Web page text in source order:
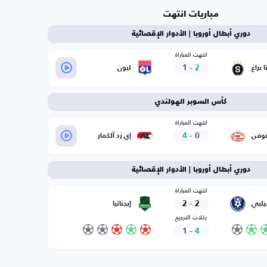
مباريات انتهت
دوري أبطال أوروبا | الأدوار الإقصائية
براغ
انتهت المباراة
2
-
1 ليون
كأس السوبر الهولندي
انتهت المباراة
0
-
4 إي زد آلكمار
دوري أبطال أوروبا | الأدوار الإقصائية
انتهت المباراة
2
-
2 إيجناتيا
ركلات الترجيح
4
-
1